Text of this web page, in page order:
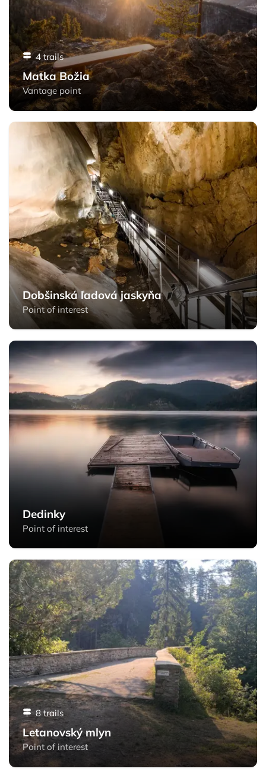
4 trails
Matka Božia
Vantage point
Dobšinská ľadová jaskyňa - Slovak Paradise
Dobšinská ľadová jaskyňa
Point of interest
Dedinky - Slovak Paradise
Dedinky
Point of interest
Letanovský mlyn - Slovak Paradise
8 trails
Letanovský mlyn
Point of interest